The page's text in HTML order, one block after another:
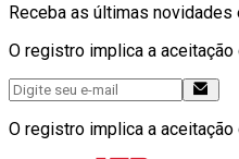
Receba as últimas
O registro implica a aceitação
O registro implica a aceitação